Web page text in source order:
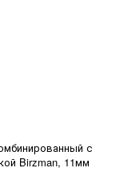
с
Birzman, 11мм